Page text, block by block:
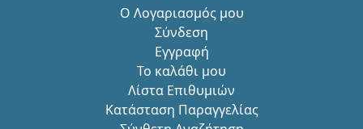
Ο Λογαριασμός μου
Σύνδεση
Εγγραφή
Το καλάθι μου
Λίστα Επιθυμιών
Κατάσταση Παραγγελίας